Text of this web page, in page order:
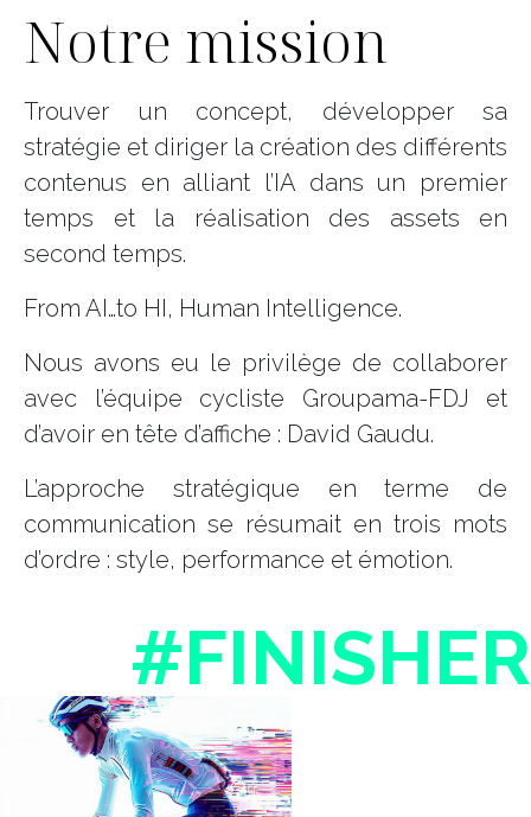
Notre mission
Trouver un concept, développer sa
stratégie et diriger la création des différents
contenus en alliant l’IA dans un premier
temps et la réalisation des assets en
second temps.
From AI…to HI, Human Intelligence.
Nous avons eu le privilège de collaborer
avec l’équipe cycliste Groupama-FDJ et
d’avoir en tête d’affiche : David Gaudu.
L’approche stratégique en terme de
communication se résumait en trois mots
d’ordre : style, performance et émotion.
#FINISHER